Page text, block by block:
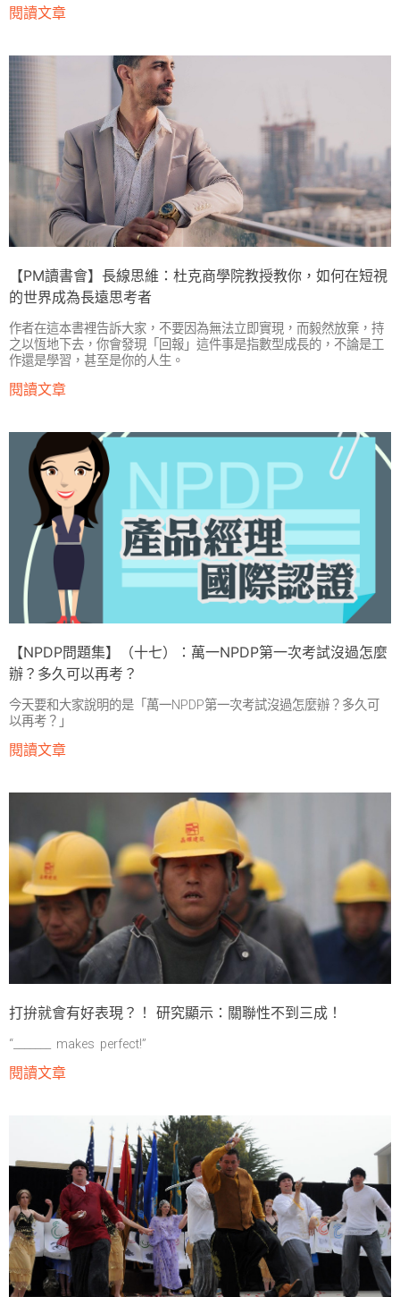
閱讀文章
【PM讀書會】長線思維：杜克商學院教授教你，如何在短視
的世界成為長遠思考者
作者在這本書裡告訴大家，不要因為無法立即實現，而毅然放棄，持
之以恆地下去，你會發現「回報」這件事是指數型成長的，不論是工
作還是學習，甚至是你的人生。
閱讀文章
【NPDP問題集】（十七）：萬一NPDP第一次考試沒過怎麼
辦？多久可以再考？
今天要和大家說明的是「萬一NPDP第一次考試沒過怎麼辦？多久可
以再考？」
閱讀文章
打拚就會有好表現？！ 研究顯示：關聯性不到三成！
“_______ makes perfect!”
閱讀文章